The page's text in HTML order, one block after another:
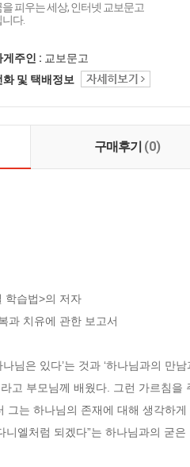
을 피우는 세상, 인터넷 교보문고
니다.
게주인 : 교보문고
화 및 택배정보
구매후기 (0)
학습법>의 저자
과 치유에 관한 보고서
님은 있다’는 것과 ‘하나님과의
고 부모님께 배웠다. 그런 가르침
그는 하나님의 존재에 대해 생각하
니엘처럼 되겠다”는 하나님과의 굳